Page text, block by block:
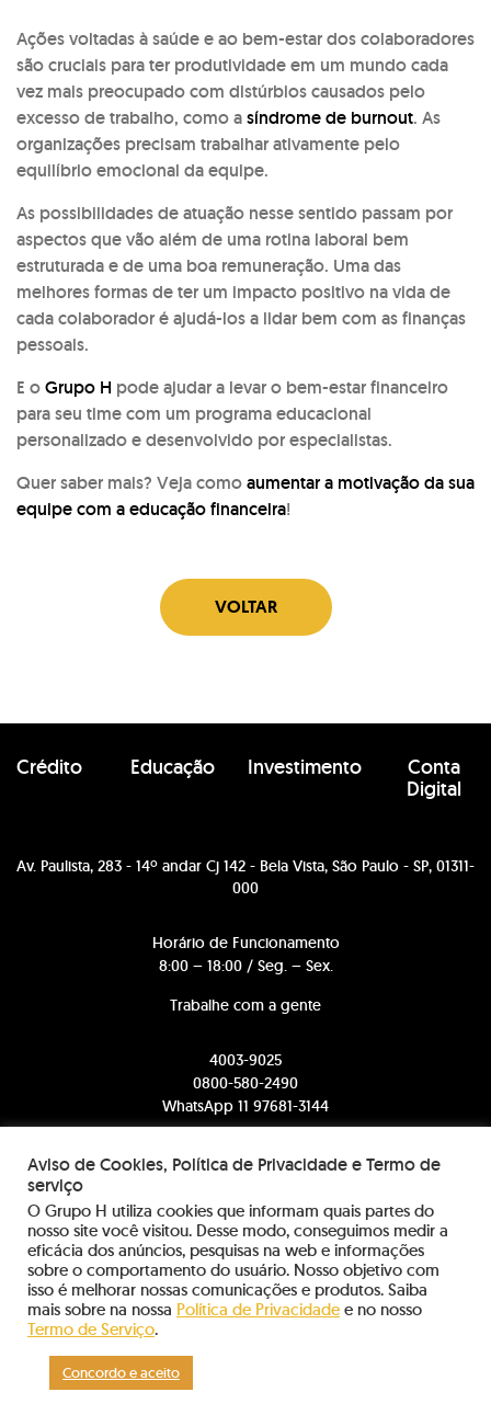
Ações voltadas à saúde e ao bem-estar dos colaboradores
são cruciais para ter produtividade em um mundo cada
vez mais preocupado com distúrbios causados pelo
excesso de trabalho, como asíndrome de burnout. As
organizações precisam trabalhar ativamente pelo
equilíbrio emocional da equipe.
As possibilidades de atuação nesse sentido passam por
aspectos que vão além de uma rotina laboral bem
estruturada e de uma boa remuneração. Uma das
melhores formas de ter um impacto positivo na vida de
cada colaborador é ajudá-los a lidar bem com as finanças
pessoais.
E oGrupo H pode ajudar a levar o bem-estar financeiro
para seu time com um programa educacional
personalizado e desenvolvido por especialistas.
Quer saber mais? Veja comoaumentar a motivação da sua
equipe com a educação financeira!
VOLTAR
Crédito Educação Investimento
Conta
Digital
Av. Paulista, 283 - 14º andar Cj 142 - Bela Vista, São Paulo - SP, 01311-
000
comercial@somosh.com.br
Horário de Funcionamento
8:00 – 18:00 / Seg. – Sex.
Trabalhe com a gente
4003-9025
0800-580-2490
WhatsApp 11 97681-3144
sac@somosh.com.br
Informações sobre dados coletados
Aviso de Cookies, Política de Privacidade e Termo de
serviço
O Grupo H utiliza cookies que informam quais partes do
nosso site você visitou. Desse modo, conseguimos medir a
eficácia dos anúncios, pesquisas na web e informações
sobre o comportamento do usuário. Nosso objetivo com
isso é melhorar nossas comunicações e produtos. Saiba
mais sobre na nossa Política de Privacidade e no nosso
Termo de Serviço.
Concordo e aceito